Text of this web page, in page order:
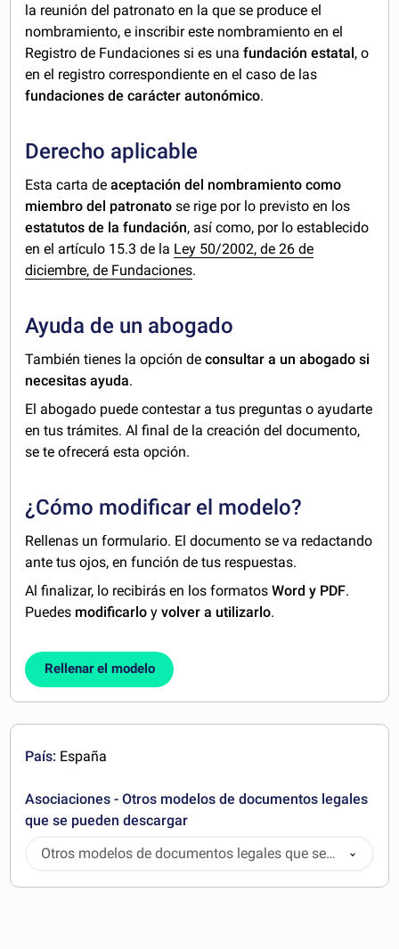
la reunión del patronato en la que se produce el
nombramiento, e inscribir este nombramiento en el
Registro de Fundaciones si es unafundación estatal, o
en el registro correspondiente en el caso de las
fundaciones de carácter autonómico.
Derecho aplicable
Esta carta deaceptación del nombramiento como
miembro del patronato se rige por lo previsto en los
estatutos de la fundación, así como, por lo establecido
en el artículo 15.3 de la Ley 50/2002, de 26 de
diciembre, de Fundaciones.
Ayuda de un abogado
También tienes la opción deconsultar a un abogado si
necesitas ayuda.
El abogado puede contestar a tus preguntas o ayudarte
en tus trámites. Al final de la creación del documento,
se te ofrecerá esta opción.
¿Cómo modificar el modelo?
Rellenas un formulario. El documento se va redactando
ante tus ojos, en función de tus respuestas.
Al finalizar, lo recibirás en los formatosWord y PDF.
Puedes modificarlo yvolver a utilizarlo.
Rellenar el modelo
País: España
Asociaciones - Otros modelos de documentos legales
que se pueden descargar
Otros modelos de documentos legales que se
pueden descargar